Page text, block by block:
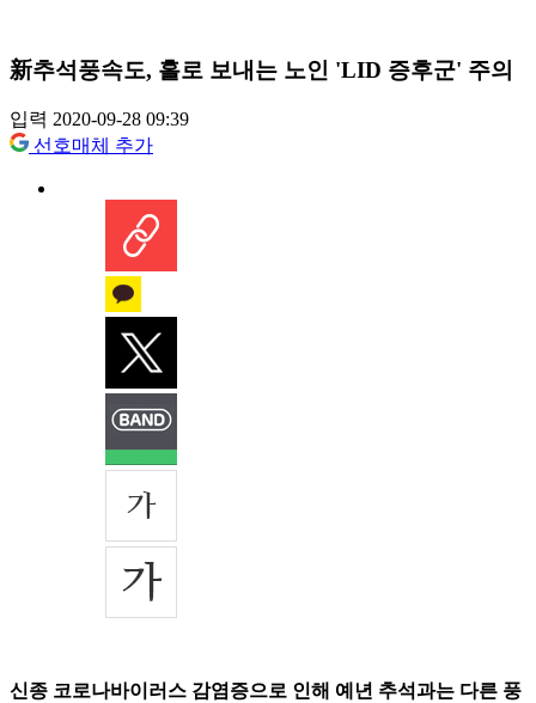
新추석풍속도, 홀로 보내는 노인 'LID 증후군' 주의
입력 2020-09-28 09:39
선호매체 추가
신종 코로나바이러스 감염증으로 인해 예년 추석과는 다른 풍